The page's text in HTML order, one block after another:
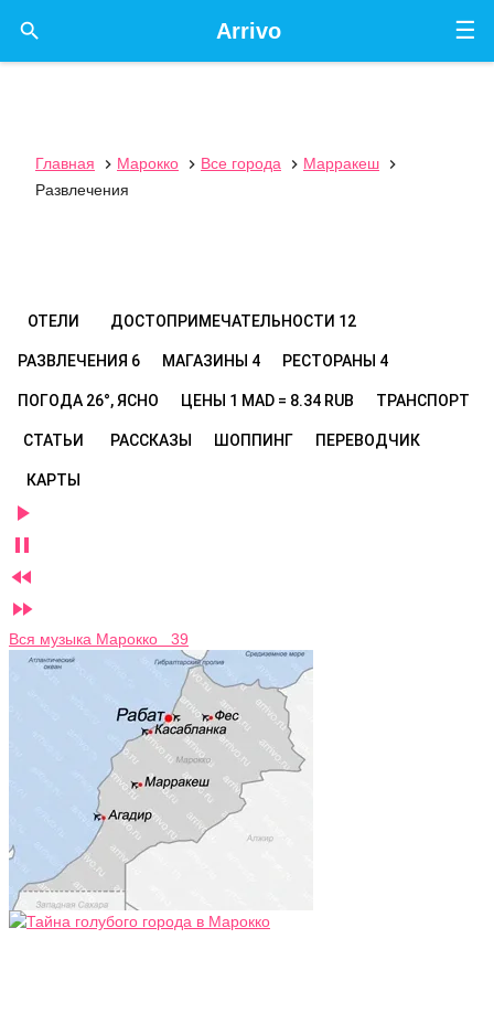
☰
Arrivo

Главная  Марокко  Все города  Марракеш

Развлечения
ОТЕЛИ ДОСТОПРИМЕЧАТЕЛЬНОСТИ 12
РАЗВЛЕЧЕНИЯ 6 МАГАЗИНЫ 4 РЕСТОРАНЫ 4
ПОГОДА 26°, ЯСНО ЦЕНЫ 1 MAD = 8.34 RUB ТРАНСПОРТ
СТАТЬИ РАССКАЗЫ ШОППИНГ ПЕРЕВОДЧИК
КАРТЫ




Вся музыка Марокко 39